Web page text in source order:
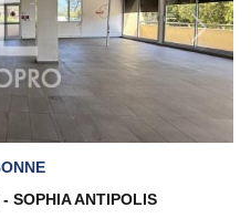
Next
SOPHIA ANTIPOLIS